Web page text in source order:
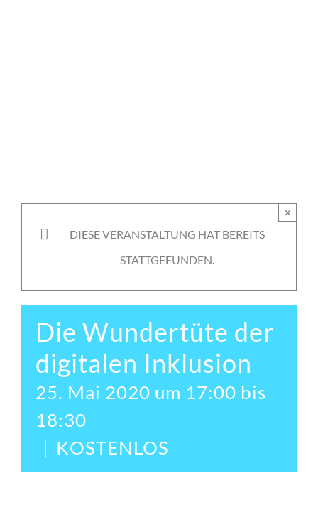
DIESE VERANSTALTUNG HAT BEREITS
STATTGEFUNDEN.
×
Die Wundertüte der
digitalen Inklusion
25. Mai 2020 um 17:00 bis
18:30
| KOSTENLOS